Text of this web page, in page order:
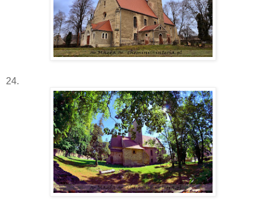
24.